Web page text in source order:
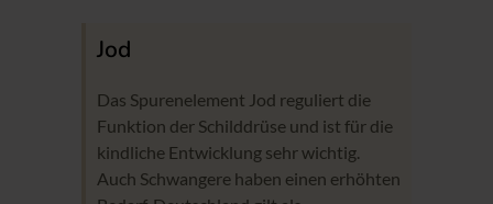
Jod
Das Spurenelement Jod reguliert die
Funktion der Schilddrüse und ist für die
kindliche Entwicklung sehr wichtig.
Auch Schwangere haben einen erhöhten